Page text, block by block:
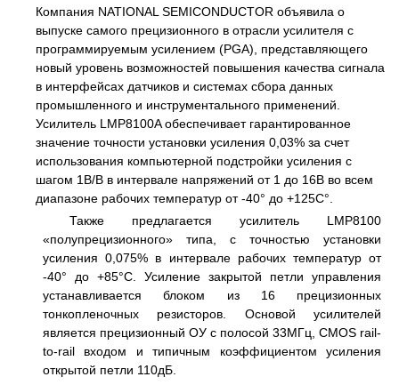
Компания NATIONAL SEMICONDUCTOR объявила о
выпуске самого прецизионного в отрасли усилителя с
программируемым усилением (PGA), представляющего
новый уровень возможностей повышения качества сигнала
в интерфейсах датчиков и системах сбора данных
промышленного и инструментального применений.
Усилитель LMP8100A обеспечивает гарантированное
значение точности установки усиления 0,03% за счет
использования компьютерной подстройки усиления с
шагом 1В/В в интервале напряжений от 1 до 16В во всем
диапазоне рабочих температур от -40° до +125C°.
Также предлагается усилитель LMP8100
«полупрецизионного» типа, с точностью установки
усиления 0,075% в интервале рабочих температур от
-40° до +85°С. Усиление закрытой петли управления
устанавливается блоком из 16 прецизионных
тонкопленочных резисторов. Основой усилителей
является прецизионный ОУ с полосой 33МГц, CMOS rail-
to-rail входом и типичным коэффициентом усиления
открытой петли 110дБ.